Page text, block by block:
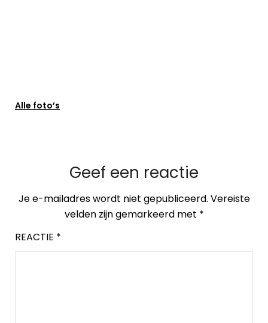
Alle foto’s
Geef een reactie
Je e-mailadres wordt niet gepubliceerd. Vereiste
velden zijn gemarkeerd met *
REACTIE *